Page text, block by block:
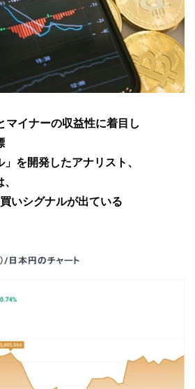
マイナーの収益性に着目し
」を開発したアナリスト、
いシグナルが出ている